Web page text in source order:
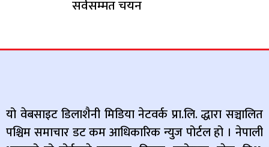
सर्वसम्मत चयन
यो वेबसाइट डिलाशैनी मिडिया नेटवर्क प्रा.लि. द्धारा सञ्चालित
पश्चिम समाचार डट कम आधिकारिक न्युज पोर्टल हो । नेपाली